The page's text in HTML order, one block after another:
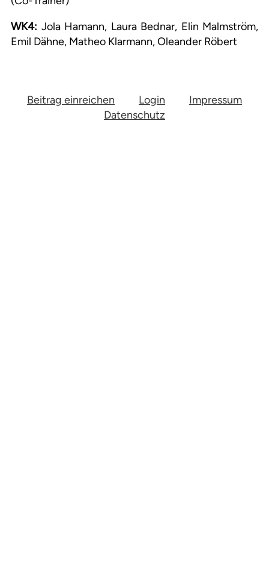
WK4: Jola Hamann, Laura Bednar, Elin Malmström,
Emil Dähne, Matheo Klarmann, Oleander Röbert
Beitrag einreichen Login
Impressum
Datenschutz